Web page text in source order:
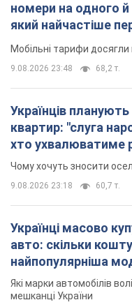
номери на одного
який найчастіше
Мобільні тарифи досягли
9.08.2026 23:48 68,2 т.
Українців
квартир: "слуга
хто ухвалюватиме
знесення будинків
Чому хочуть зносити
9.08.2026 23:18 60,7 т.
Українці масово
авто: скільки
найпопулярніша
Які марки автомобілів
мешканці України